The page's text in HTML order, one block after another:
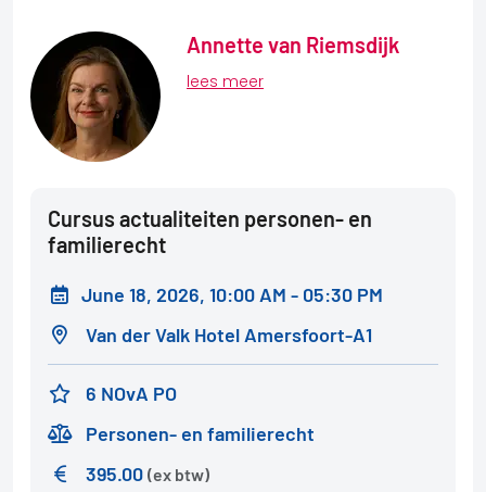
Annette van Riemsdijk
lees meer
Cursus actualiteiten personen- en
familierecht
June 18, 2026, 10:00 AM - 05:30 PM
Van der Valk Hotel Amersfoort-A1
6 NOvA PO
Personen- en familierecht
395.00 (ex btw)